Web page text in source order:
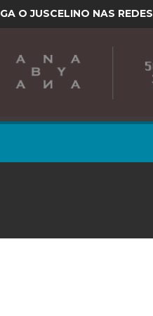
O JUSCELINO NAS REDES